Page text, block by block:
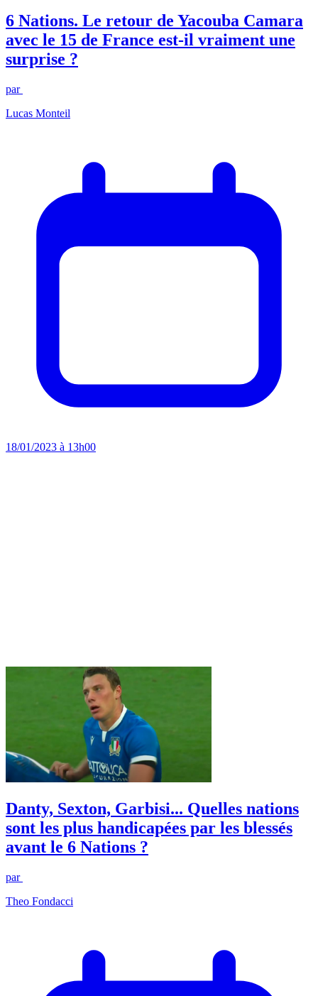
6 Nations. Le retour de Yacouba Camara
avec le 15 de France est-il vraiment une
surprise ?
par
Lucas Monteil
18/01/2023 à 13h00
Danty, Sexton, Garbisi... Quelles nations
sont les plus handicapées par les blessés
avant le 6 Nations ?
par
Theo Fondacci